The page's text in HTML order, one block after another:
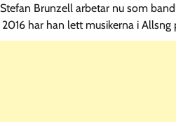
Brunzell arbetar nu som
har han lett musikerna i Allsng